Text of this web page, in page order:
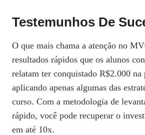
Testemunhos De
O que mais chama a atenção no
resultados rápidos que os alunos
relatam ter conquistado R$2.000 na
aplicando apenas algumas das
curso. Com a metodologia de
rápido, você pode recuperar o
em até 10x.